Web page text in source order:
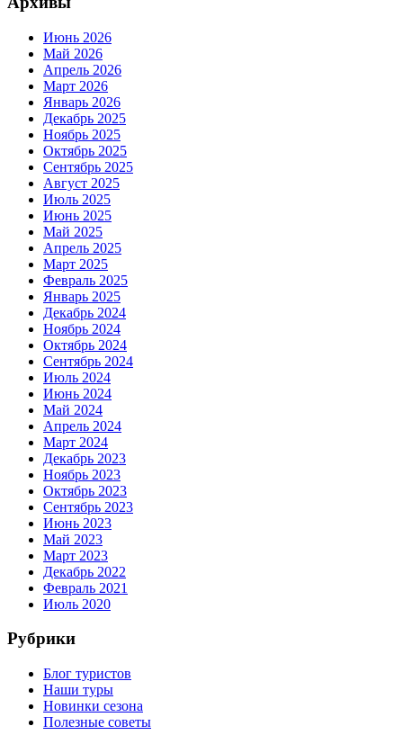
Июнь 2026
Май 2026
Апрель 2026
Март 2026
Январь 2026
Декабрь 2025
Ноябрь 2025
Октябрь 2025
Сентябрь 2025
Август 2025
Июль 2025
Июнь 2025
Май 2025
Апрель 2025
Март 2025
Февраль 2025
Январь 2025
Декабрь 2024
Ноябрь 2024
Октябрь 2024
Сентябрь 2024
Июль 2024
Июнь 2024
Май 2024
Апрель 2024
Март 2024
Декабрь 2023
Ноябрь 2023
Октябрь 2023
Сентябрь 2023
Июнь 2023
Май 2023
Март 2023
Декабрь 2022
Февраль 2021
Июль 2020
Рубрики
Блог туристов
Наши туры
Новинки сезона
Полезные советы